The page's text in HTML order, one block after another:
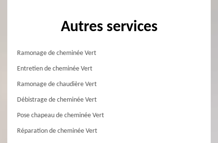
Autres services
Ramonage de cheminée Vert
Entretien de cheminée Vert
Ramonage de chaudière Vert
Débistrage de cheminée Vert
Pose chapeau de cheminée Vert
Réparation de cheminée Vert